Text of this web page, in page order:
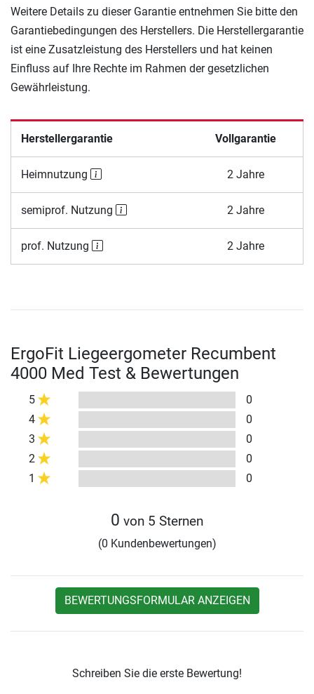
Weitere Details zu dieser Garantie entnehmen Sie bitte den
Garantiebedingungen des Herstellers. Die Herstellergarantie
ist eine Zusatzleistung des Herstellers und hat keinen
Einfluss auf Ihre Rechte im Rahmen der gesetzlichen
Gewährleistung.
Herstellergarantie Vollgarantie
Heimnutzung 2 Jahre
semiprof. Nutzung 2 Jahre
prof. Nutzung 2 Jahre
ErgoFit Liegeergometer Recumbent
4000 Med Test & Bewertungen
5
0
4
0
3
0
2
0
1
0
0 von 5 Sternen
(0 Kundenbewertungen)
BEWERTUNGSFORMULAR ANZEIGEN
Schreiben Sie die erste Bewertung!